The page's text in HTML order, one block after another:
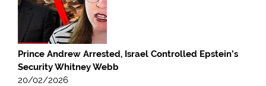
Prince Andrew Arrested, Israel Controlled Epstein’s
Security Whitney Webb
20/02/2026